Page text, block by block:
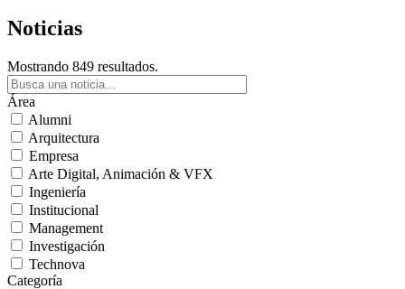
Noticias
Mostrando 849 resultados.
Área
Alumni
Arquitectura
Empresa
Arte Digital, Animación & VFX
Ingeniería
Institucional
Management
Investigación
Technova
Categoría